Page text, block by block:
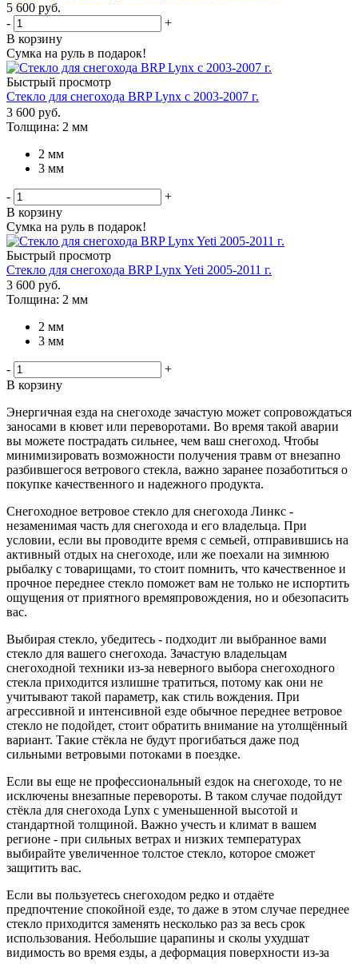
5 600 руб.
-
+
В корзину
Сумка на руль в подарок!
Быстрый просмотр
Стекло для снегохода BRP Lynx с 2003-2007 г.
3 600 руб.
Толщина: 2 мм
2 мм
3 мм
-
+
В корзину
Сумка на руль в подарок!
Быстрый просмотр
Стекло для снегохода BRP Lynx Yeti 2005-2011 г.
3 600 руб.
Толщина: 2 мм
2 мм
3 мм
-
+
В корзину
Энергичная езда на снегоходе зачастую может сопровождаться
заносами в кювет или переворотами. Во время такой аварии
вы можете пострадать сильнее, чем ваш снегоход. Чтобы
минимизировать возможности получения травм от внезапно
разбившегося ветрового стекла, важно заранее позаботиться о
покупке качественного и надежного продукта.
Снегоходное ветровое стекло для снегохода Линкс -
незаменимая часть для снегохода и его владельца. При
условии, если вы проводите время с семьей, отправившись на
активный отдых на снегоходе, или же поехали на зимнюю
рыбалку с товарищами, то стоит помнить, что качественное и
прочное переднее стекло поможет вам не только не испортить
ощущения от приятного времяпровождения, но и обезопасить
вас.
Выбирая стекло, убедитесь - подходит ли выбранное вами
стекло для вашего снегохода. Зачастую владельцам
снегоходной техники из-за неверного выбора снегоходного
стекла приходится излишне тратиться, потому как они не
учитывают такой параметр, как стиль вождения. При
агрессивной и интенсивной езде обычное переднее ветровое
стекло не подойдет, стоит обратить внимание на утолщённый
вариант. Такие стёкла не будут прогибаться даже под
сильными ветровыми потоками в поездке.
Если вы еще не профессиональный ездок на снегоходе, то не
исключены внезапные перевороты. В таком случае подойдут
стёкла для снегохода Lynx с уменьшенной высотой и
стандартной толщиной. Важно учесть и климат в вашем
регионе - при сильных ветрах и низких температурах
выбирайте увеличенное толстое стекло, которое сможет
защитить вас.
Если вы пользуетесь снегоходом редко и отдаёте
предпочтение спокойной езде, то даже в этом случае переднее
стекло приходится заменять несколько раз за весь срок
использования. Небольшие царапины и сколы ухудшат
видимость во время езды, а деформация поверхности из-за